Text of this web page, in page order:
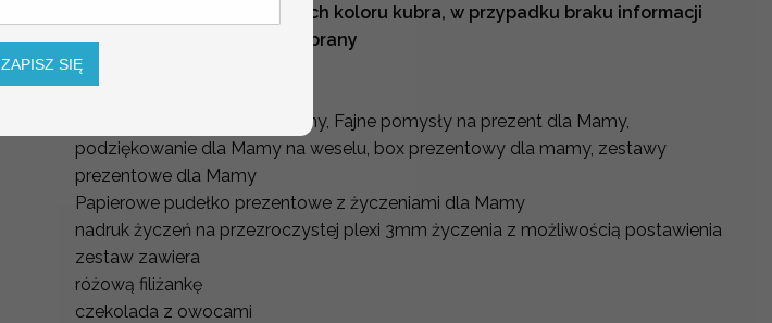
proszę o wpisanie w uwagach koloru kubra, w przypadku braku informacji
kubek wysyłamy losowo wybrany
Wyjątkowe prezenty dla Mamy, Fajne pomysły na prezent dla Mamy,
podziękowanie dla Mamy na weselu, box prezentowy dla mamy, zestawy
prezentowe dla Mamy
Papierowe pudełko prezentowe z życzeniami dla Mamy
nadruk życzeń na przezroczystej plexi 3mm życzenia z możliwością postawienia
zestaw zawiera
różową filiżankę
czekolada z owocami
ZAPISZ SIĘ